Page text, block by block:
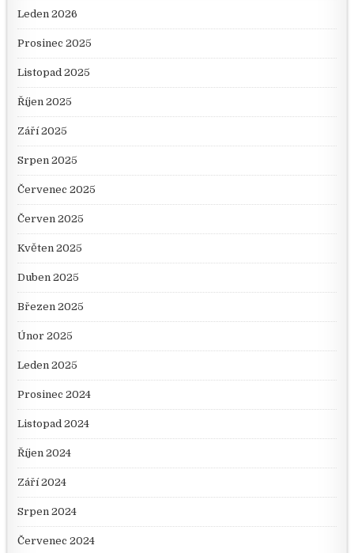
Leden 2026
Prosinec 2025
Listopad 2025
Říjen 2025
Září 2025
Srpen 2025
Červenec 2025
Červen 2025
Květen 2025
Duben 2025
Březen 2025
Únor 2025
Leden 2025
Prosinec 2024
Listopad 2024
Říjen 2024
Září 2024
Srpen 2024
Červenec 2024